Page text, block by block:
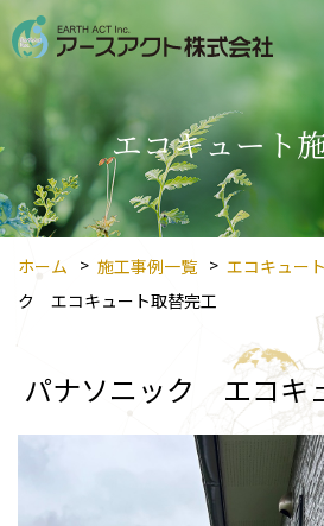
エコキュート
ホーム 施工事例一覧 エコキュー
ク エコキュート取替完工
パナソニック エコキ